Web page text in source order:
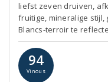
liefst zeven druiven,
fruitige, mineralige stijl,
Blancs-terroir te
94
Vinous